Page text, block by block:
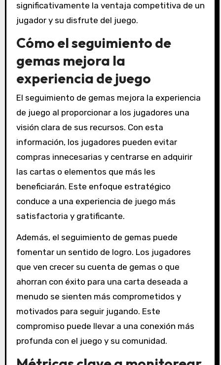
significativamente la ventaja competitiva de un
jugador y su disfrute del juego.
Cómo el seguimiento de
gemas mejora la
experiencia de juego
El seguimiento de gemas mejora la experiencia
de juego al proporcionar a los jugadores una
visión clara de sus recursos. Con esta
información, los jugadores pueden evitar
compras innecesarias y centrarse en adquirir
las cartas o elementos que más les
beneficiarán. Este enfoque estratégico
conduce a una experiencia de juego más
satisfactoria y gratificante.
Además, el seguimiento de gemas puede
fomentar un sentido de logro. Los jugadores
que ven crecer su cuenta de gemas o que
ahorran con éxito para una carta deseada a
menudo se sienten más comprometidos y
motivados para seguir jugando. Este
compromiso puede llevar a una conexión más
profunda con el juego y su comunidad.